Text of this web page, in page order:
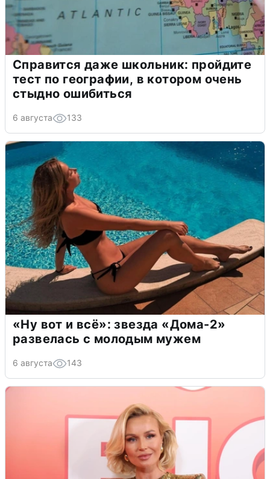
Справится даже школьник: пройдите
тест по географии, в котором очень
стыдно ошибиться
6 августа 133
«Ну вот и всё»: звезда «Дома-2»
развелась с молодым мужем
6 августа 143